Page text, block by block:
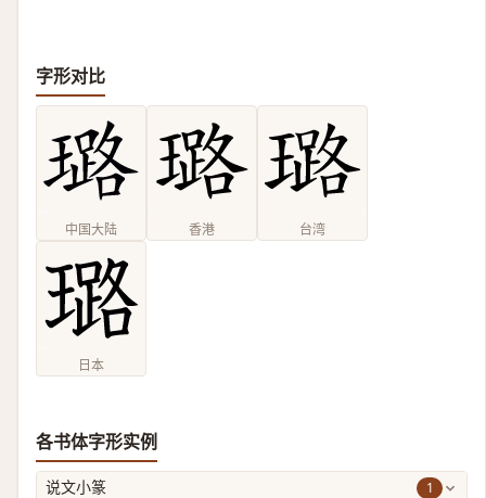
字形对比
中国大陆 香港 台湾
日本
各书体字形实例
说文小篆 1